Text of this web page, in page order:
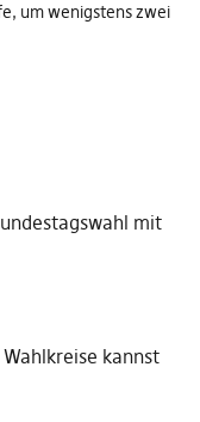
um wenigstens zwei
mit
kannst